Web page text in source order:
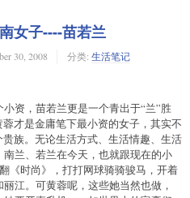
女子----苗若兰
30, 2008 分类: 生活笔记
资，苗若兰更是一个青出于“兰”胜
才是金庸笔下最小资的女子，其实不
族。无论生活方式、生活情趣、生活
兰、若兰在今天，也就跟现在的小
《时尚》，打打网球骑骑骏马，开着
江。可黄蓉呢，这些她当然也做，